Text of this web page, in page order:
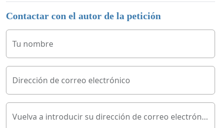
Contactar con el autor de la petición
Tu nombre
Dirección de correo electrónico
Vuelva a introducir su dirección de correo electrónico